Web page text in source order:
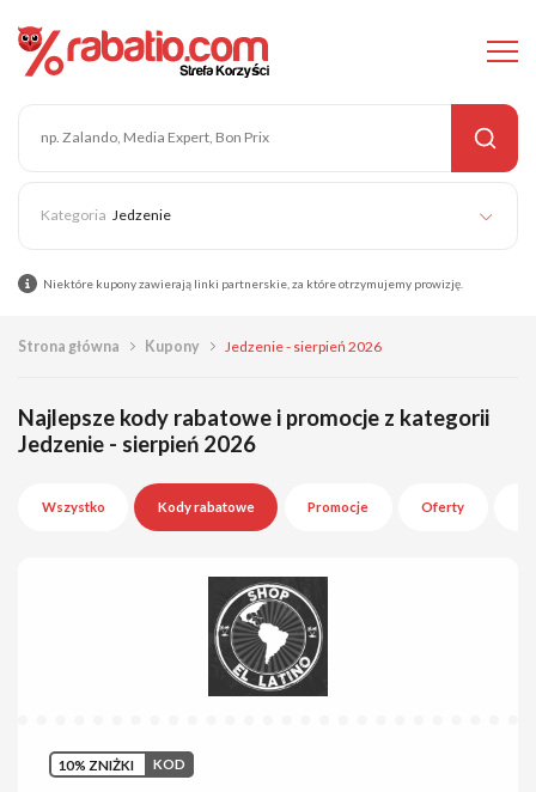
Jedzenie
Niektóre kupony zawierają linki partnerskie, za które otrzymujemy prowizję.
Strona główna Kupony Jedzenie - sierpień 2026
Najlepsze kody rabatowe i promocje z kategorii
Jedzenie - sierpień 2026
Wszystko Kody rabatowe Promocje Oferty
10% ZNIŻKI KOD